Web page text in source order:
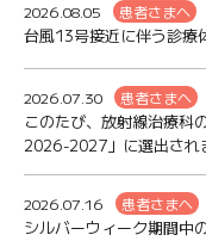
2026.08.05 患者さまへ
台風13号接近に伴う診療
2026.07.30 患者さまへ
このたび、放射線治療
2026-2027」に選出され
2026.07.16 患者さまへ
シルバーウィーク期間中